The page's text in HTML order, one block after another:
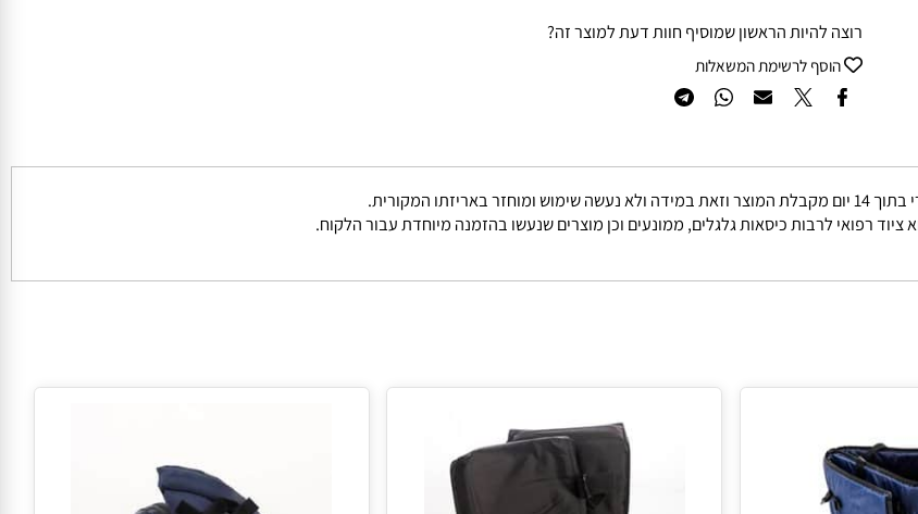
רוצה להיות הראשון שמוסיף חוות דעת למוצר זה?
הוסף לרשימת המשאלות